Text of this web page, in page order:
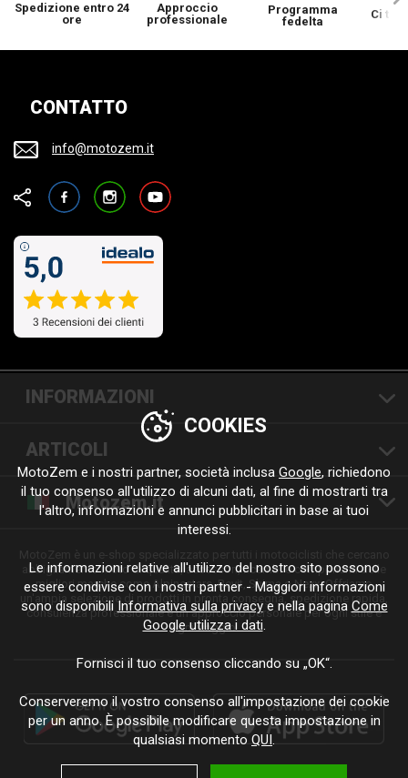
Spedizione entro 24
ore
Approccio
professionale
Programma
fedelta
Ci
CONTATTO
info@motozem.it
FacebookInstagramYouTube
INFORMAZIONI
ARTICOLI
Motozem.it
abbigliamento moto di qualità, accessori, ricambi e componenti delle
migliori marche come Alpinestars, Revit, Shima o Nexx. Offriamo
un'ampia selezione di prodotti in pronta consegna, spedizione rapida,
consulenza professionale e un approccio personale per ogni stile e
ogni viaggio.
COOKIES
MotoZem e i nostri partner, società inclusa Google, richiedono
il tuo consenso all'utilizzo di alcuni dati, al fine di mostrarti tra
l'altro, informazioni e annunci pubblicitari in base ai tuoi
interessi.
Le informazioni relative all'utilizzo del nostro sito possono
essere condivise con i nostri partner - Maggiori informazioni
sono disponibili Informativa sulla privacye nella pagina Come
Google utilizza i dati.
Fornisci il tuo consenso cliccando su „OK“.
Conserveremo il vostro consenso all'impostazione dei cookie
per un anno. È possibile modificare questa impostazione in
qualsiasi momento QUI.